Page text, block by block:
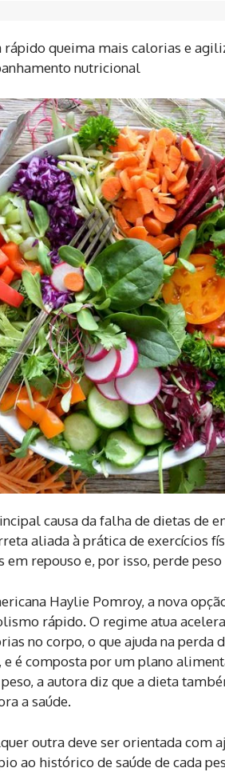
queima mais calorias e
nutricional
causa da falha de dietas de
aliada à prática de exercícios
repouso e, por isso, perde
Haylie Pomroy, a nova
rápido. O regime atua
no corpo, o que ajuda na perda
e é composta por um plano
a autora diz que a dieta
a saúde.
outra deve ser orientada com
ao histórico de saúde de cada